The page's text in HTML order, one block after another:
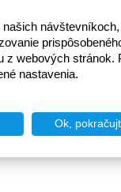
z webových stránok.
nastavenia.
Ok,